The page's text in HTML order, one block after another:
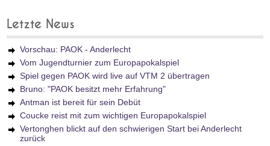
Letzte News
Vorschau: PAOK - Anderlecht
Vom Jugendturnier zum Europapokalspiel
Spiel gegen PAOK wird live auf VTM 2 übertragen
Bruno: "PAOK besitzt mehr Erfahrung"
Antman ist bereit für sein Debüt
Coucke reist mit zum wichtigen Europapokalspiel
Vertonghen blickt auf den schwierigen Start bei Anderlecht
zurück